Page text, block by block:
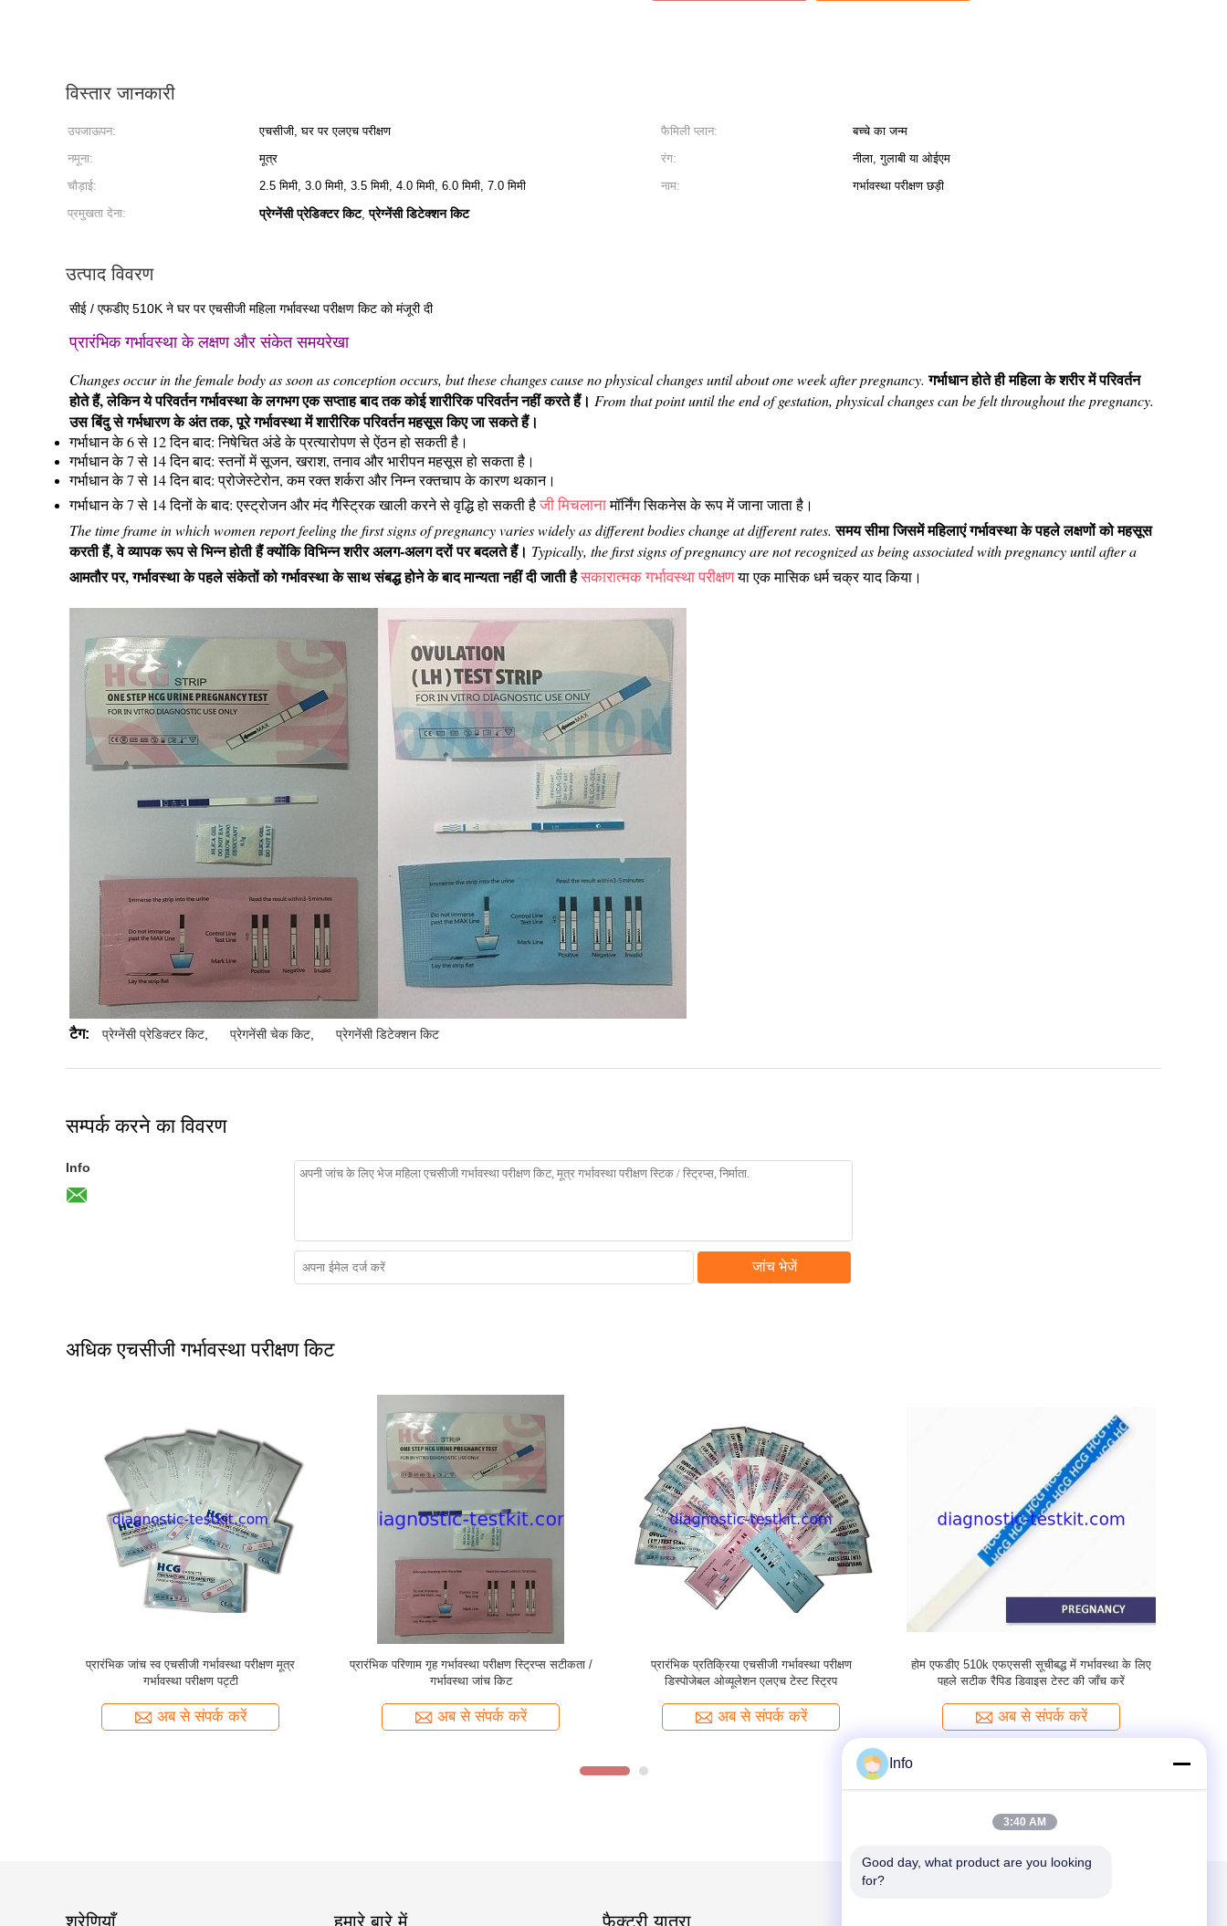
विस्तार जानकारी
उपजाऊपन: एचसीजी, घर पर एलएच परीक्षण फैमिली प्लान:
बच्चे का जन्म
नमूना:
मूत्र रंग:
नीला, गुलाबी या ओईएम
चौड़ाई:
2.5 मिमी, 3.0 मिमी, 3.5 मिमी, 4.0 मिमी, 6.0 मिमी, 7.0 मिमी नाम:
गर्भावस्था परीक्षण छड़ी
प्रमुखता देना:
प्रेग्नेंसी प्रेडिक्टर किट,प्रेग्नेंसी डिटेक्शन किट
उत्पाद विवरण
सीई / एफडीए 510K ने घर पर एचसीजी महिला गर्भावस्था परीक्षण किट को मंजूरी दी
प्रारंभिक गर्भावस्था के लक्षण और संकेत समयरेखा
Changes occur in the female body as soon as conception occurs, but these changes cause no physical changes until about one week after pregnancy. गर्भाधान होते ही महिला के शरीर में परिवर्तन
होते हैं, लेकिन ये परिवर्तन गर्भावस्था के लगभग एक सप्ताह बाद तक कोई शारीरिक परिवर्तन नहीं करते हैं। From that point until the end of gestation, physical changes can be felt throughout the pregnancy.
उस बिंदु से गर्भधारण के अंत तक, पूरे गर्भावस्था में शारीरिक परिवर्तन महसूस किए जा सकते हैं।
गर्भाधान के 6 से 12 दिन बाद: निषेचित अंडे के प्रत्यारोपण से ऐंठन हो सकती है।
गर्भाधान के 7 से 14 दिन बाद: स्तनों में सूजन, खराश, तनाव और भारीपन महसूस हो सकता है।
गर्भाधान के 7 से 14 दिन बाद: प्रोजेस्टेरोन, कम रक्त शर्करा और निम्न रक्तचाप के कारण थकान।
गर्भाधान के 7 से 14 दिनों के बाद: एस्ट्रोजन और मंद गैस्ट्रिक खाली करने से वृद्धि हो सकती हैजी मिचलानामॉर्निंग सिकनेस के रूप में जाना जाता है।
The time frame in which women report feeling the first signs of pregnancy varies widely as different bodies change at different rates. समय सीमा जिसमें महिलाएं गर्भावस्था के पहले लक्षणों को महसूस
करती हैं, वे व्यापक रूप से भिन्न होती हैं क्योंकि विभिन्न शरीर अलग-अलग दरों पर बदलते हैं। Typically, the first signs of pregnancy are not recognized as being associated with pregnancy until after a
आमतौर पर, गर्भावस्था के पहले संकेतों को गर्भावस्था के साथ संबद्ध होने के बाद मान्यता नहीं दी जाती हैसकारात्मक गर्भावस्था परीक्षणया एक मासिक धर्म चक्र याद किया।
टैग: प्रेग्नेंसी प्रेडिक्टर किट प्रेगनेंसी चेक किट प्रेगनेंसी डिटेक्शन किट
सम्पर्क करने का विवरण
Info
जांच भेजें
अधिक एचसीजी गर्भावस्था परीक्षण किट
1 रिस्पांस सेल्फ प्रेगनेंसी टेस्ट किट अर्ली डिटेक्शन सीटी-
एचसीजी -03
अब से संपर्क करें
विट्रो डायग्नोस्टिक प्रेगनेंसी टेस्ट में महिला रैपिड टेस्ट किट
का उपयोग सरल है
अब से संपर्क करें
आसान निदान मूत्र गर्भावस्था परीक्षण किट संवेदनशीलता
महिला पारिस्थितिकी के लिए स्वतंत्र रूप से
अब से संपर्क करें
99% सटीकता के साथ एक कदम एचसीजी गर्भावस्था
परीक्षण किट की जाँच करें, आकार अनुकूलित
अब से संपर्क करें
श्रेणियाँ हमारे बारे में फैक्टरी यात्रा
Info
3:40 AM
Good day, what product are you looking
for?